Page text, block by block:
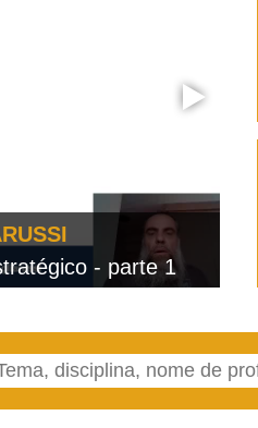
- parte 1